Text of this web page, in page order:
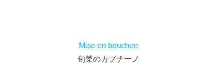
Mise en bouchee
旬菜のカプチーノ